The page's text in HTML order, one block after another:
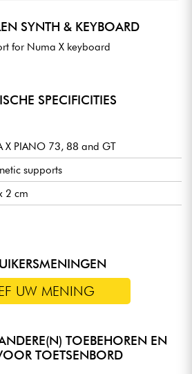
SYNTH & KEYBOARD
for Numa X keyboard
SPECIFICITIES
PIANO 73, 88 and GT
supports
2 cm
UW MENING
TOEBEHOREN EN
TOETSENBORD